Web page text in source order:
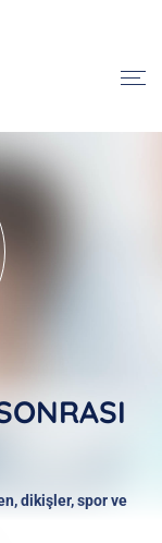
dikişler, spor ve